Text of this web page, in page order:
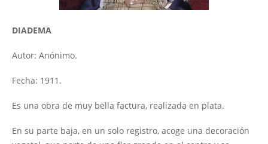
DIADEMA
Autor: Anónimo.
Fecha: 1911.
Es una obra de muy bella factura, realizada en plata.
En su parte baja, en un solo registro, acoge una decoración